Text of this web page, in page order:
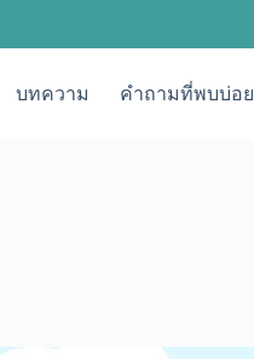
บทความ คำถามที่พบบ่อย